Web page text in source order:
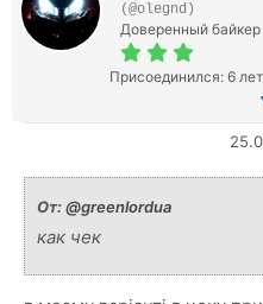
(@olegnd)
Доверенный байкер
Присоединился: 6
От:@greenlordua
как чек